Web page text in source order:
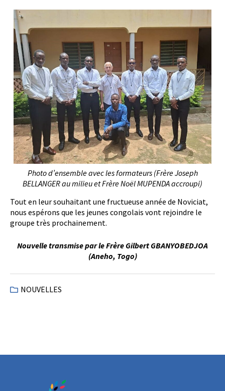
Photo d’ensemble avec les formateurs (Frère Joseph
BELLANGER au milieu et Frère Noël MUPENDA accroupi)
Tout en leur souhaitant une fructueuse année de Noviciat,
nous espérons que les jeunes congolais vont rejoindre le
groupe très prochainement.
Nouvelle transmise par le Frère Gilbert GBANYOBEDJOA
(Aneho, Togo)
NOUVELLES